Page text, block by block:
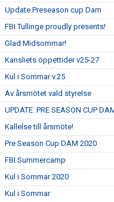
Update Preseason cup Dam
FBI Tullinge proudly presents!
Glad Midsommar!
Kansliets öppettider v25-27
Kul i Sommar v.25
Av årsmötet vald styrelse
UPDATE: PRE SEASON CUP
Kallelse till årsmöte!
Pre Season Cup DAM 2020
FBI Summercamp
Kul i Sommar 2020
Kul i Sommar